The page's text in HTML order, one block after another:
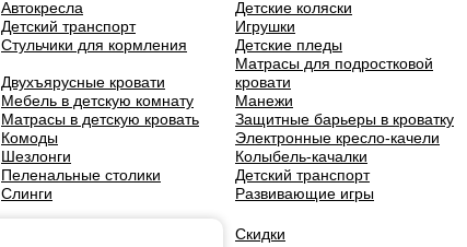
Автокресла Детские коляски
Детский транспорт
Игрушки
Стульчики для кормления
Детские пледы
Двухъярусные кровати
Матрасы для подростковой
кровати
Мебель в детскую комнату
Манежи
Матрасы в детскую кровать
Защитные барьеры в кроватку
Комоды
Электронные кресло-качели
Шезлонги
Колыбель-качалки
Пеленальные столики
Детский транспорт
Слинги
Развивающие игры
Скидки